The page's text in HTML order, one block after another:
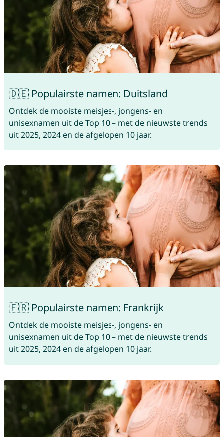
🇩🇪 Populairste namen: Duitsland
Ontdek de mooiste meisjes-, jongens- en
unisexnamen uit de Top 10 – met de nieuwste trends
uit 2025, 2024 en de afgelopen 10 jaar.
🇫🇷 Populairste namen: Frankrijk
Ontdek de mooiste meisjes-, jongens- en
unisexnamen uit de Top 10 – met de nieuwste trends
uit 2025, 2024 en de afgelopen 10 jaar.